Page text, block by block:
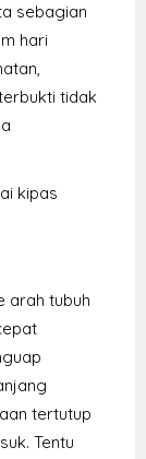
sebagian
hari
tidak
kipas
arah tubuh
tertutup
Tentu